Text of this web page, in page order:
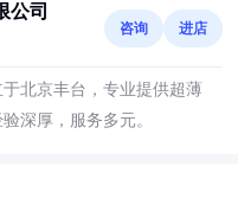
公司
咨询 进店
北京丰台，专业提供超薄
深厚，服务多元。